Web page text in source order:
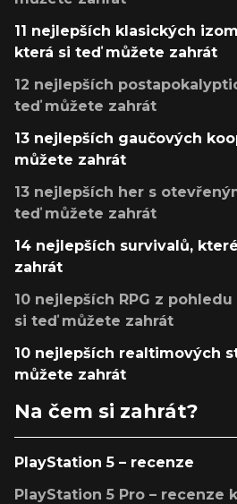
11 nejlepších klasických
která si teď můžete zahrát
12 nejlepších
teď můžete zahrát
13 nejlepších gaučových
můžete zahrát
13 nejlepších her s
teď můžete zahrát
14 nejlepších survivalů,
zahrát
10 nejlepších RPG z
si teď můžete zahrát
10 nejlepších realtimových
můžete zahrát
Na čem si zahrát?
PlayStation 5 – recenze
PlayStation 5 Pro – recenze